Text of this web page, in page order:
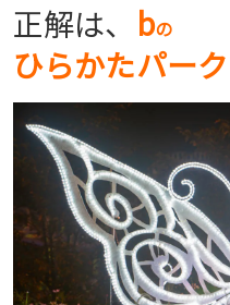
正解は、 bの
ひらかたパーク